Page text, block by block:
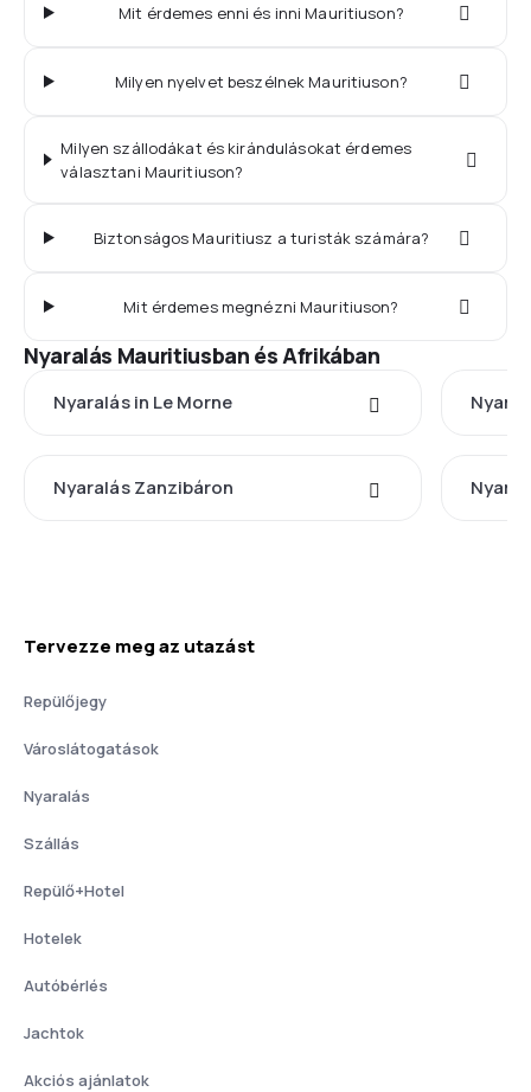
Mit érdemes enni és inni Mauritiuson?
Milyen nyelvet beszélnek Mauritiuson?
Milyen szállodákat és kirándulásokat érdemes
választani Mauritiuson?
Biztonságos Mauritiusz a turisták számára?
Mit érdemes megnézni Mauritiuson?
Nyaralás Mauritiusban és Afrikában
Nyaralás in Le Morne
Nyaralás Zanzibáron
Tervezze meg az utazást
Repülőjegy
Városlátogatások
Nyaralás
Szállás
Repülő+Hotel
Hotelek
Autóbérlés
Jachtok
Akciós ajánlatok